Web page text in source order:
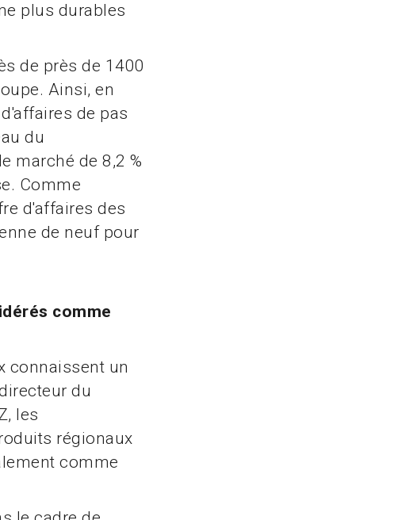
plus durables
de près de 1400
Ainsi, en
de pas
du
marché de 8,2 %
Comme
d'affaires des
de neuf pour
comme
connaissent un
du
les
régionaux
comme